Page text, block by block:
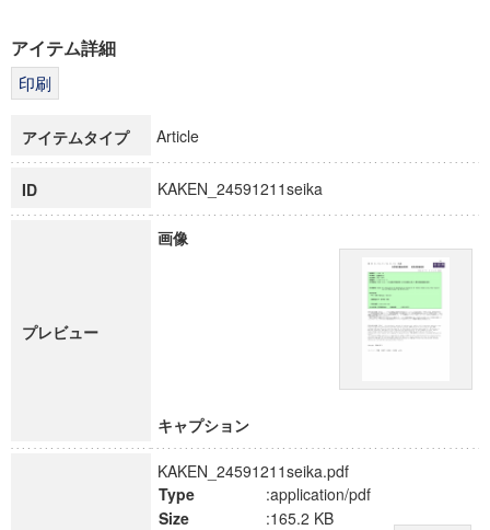
科学研究費補助金研究成果報告書
博士課程教育リーディングプログラム「超成熟社会発展のサ
アイテム詳細
アイテムタイプ Article
ID KAKEN_24591211seika
プレビュー
画像
キャプション
KAKEN_24591211seika.pdf
Type
:application/pdf
Size
:165.2 KB